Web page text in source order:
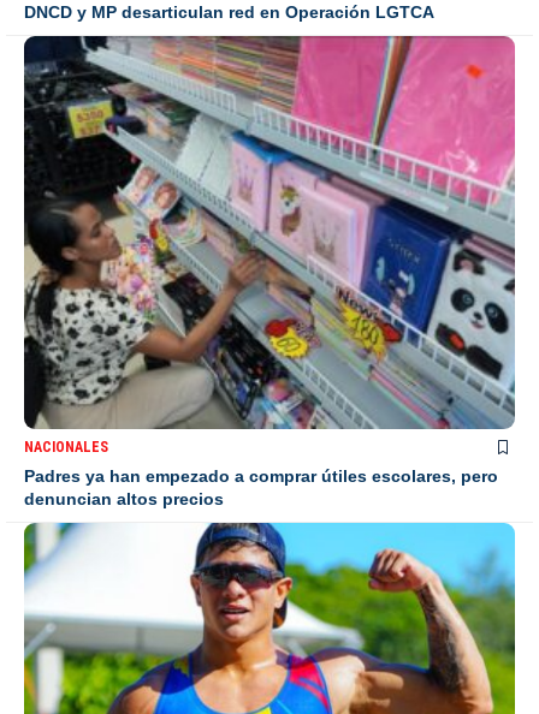
DNCD y MP desarticulan red en Operación LGTCA
NACIONALES
Padres ya han empezado a comprar útiles escolares, pero
denuncian altos precios